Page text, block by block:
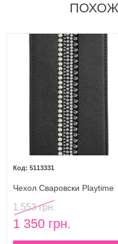
5113331
Чехол Сваровски Playtime
Flap Case iPhone 5-5s
1 553 грн.
1 350 грн.